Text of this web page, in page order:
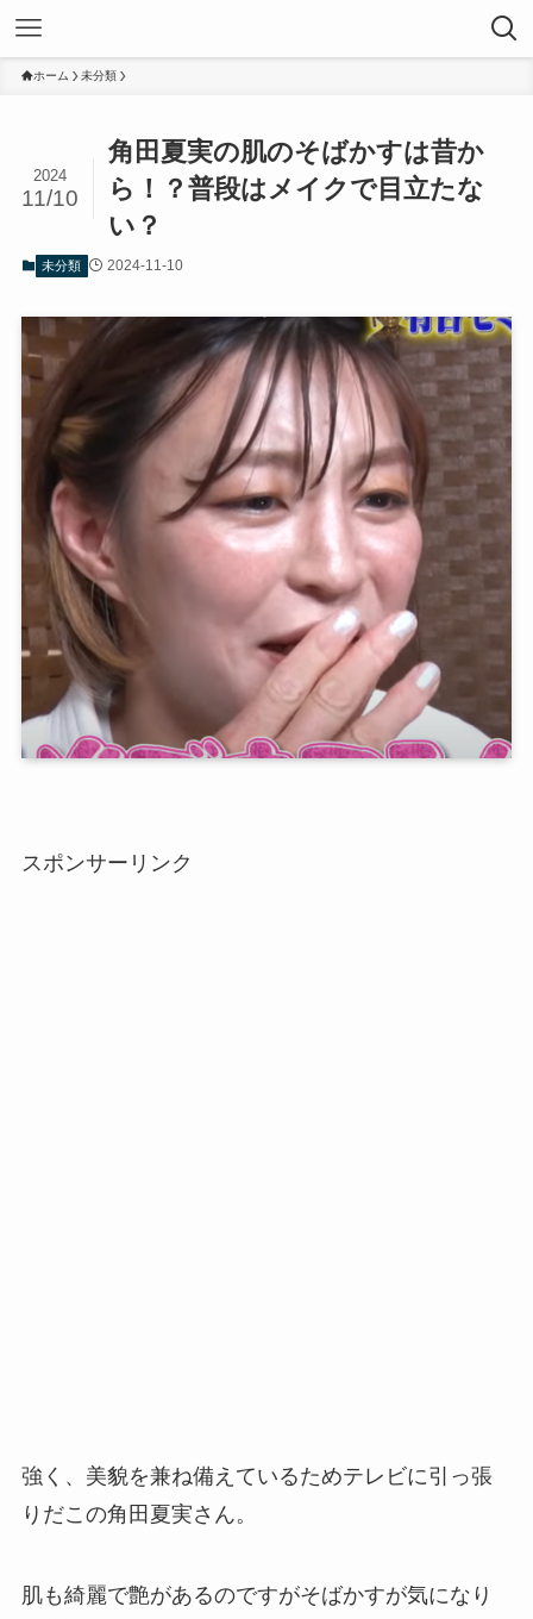
ホーム 未分類
角田夏実の肌のそばかすは昔か
ら！？普段はメイクで目立たな
い？
2024
11/10
未分類 2024-11-10
スポンサーリンク
強く、美貌を兼ね備えているためテレビに引っ張
りだこの角田夏実さん。
肌も綺麗で艶があるのですがそばかすが気になり